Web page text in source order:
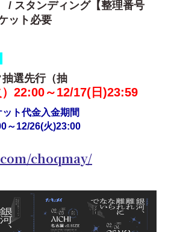
ング【整理番号
ット必要
選先行（抽
22:00～12/17(日)23:59
ト代金入金期間
～12/26(火)23:00
choqmay/